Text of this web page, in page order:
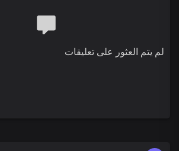
لم يتم العثور على تعليقات